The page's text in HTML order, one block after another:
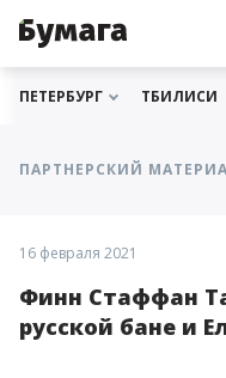
РАССЫЛКИ
ПОДДЕРЖАТЬ «БУМАГУ»
ПЕТЕРБУРГ ТБИЛИСИ
ЧЕБУРНЕТ
PAPER VPN
ПАРТНЕРСКИЙ
16 февраля 2021
Финн Стаффан
русской бане и